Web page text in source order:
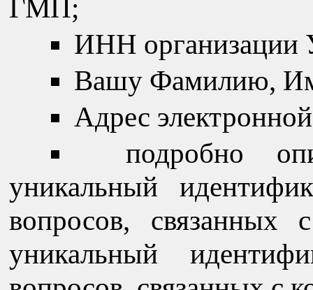
ГМП;
ИНН
Вашу Фамилию,
Адрес
подробно
уникальный
вопросов, связанных
уникальный